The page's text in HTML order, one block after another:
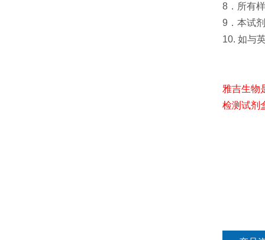
8．所有
9．本试
10. 如与
雅吉生物
检测试剂